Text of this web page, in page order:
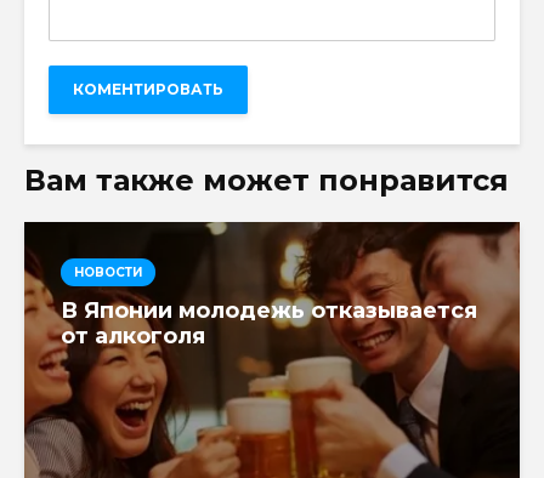
Вам также может понравится
НОВОСТИ
В Японии молодежь отказывается
от алкоголя